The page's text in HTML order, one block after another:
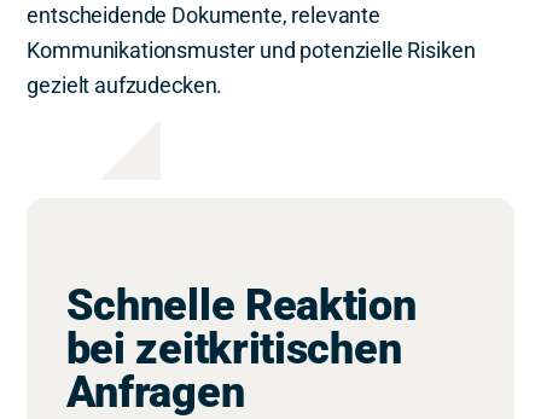
entscheidende Dokumente, relevante
Kommunikationsmuster und potenzielle Risiken
gezielt aufzudecken.
Schnelle Reaktion
bei zeitkritischen
Anfragen